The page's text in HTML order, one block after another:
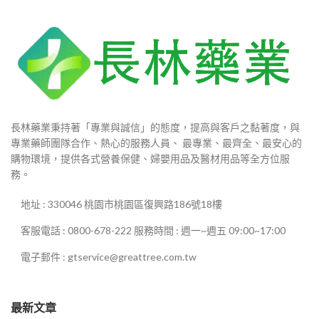
長林藥業秉持著「專業與誠信」的態度，提高與客戶之黏著度，與
專業藥師團隊合作、熱心的服務人員、 最專業、最齊全、最安心的
購物環境，提供各式營養保健、婦嬰用品及醫材用品等全方位服
務。
地址 : 330046 桃園市桃園區復興路186號18樓
客服電話 : 0800-678-222 服務時間 : 週一~週五 09:00~17:00
電子郵件 : gtservice@greattree.com.tw
最新文章